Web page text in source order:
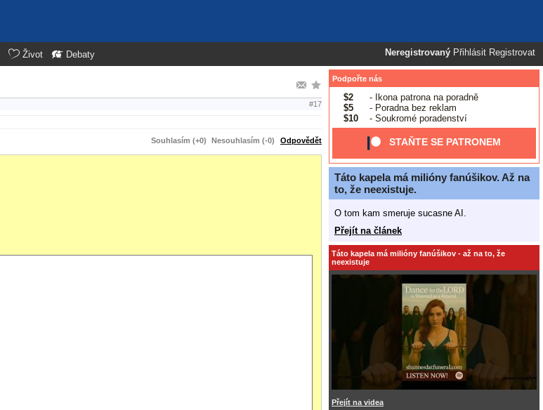
Neregistrovaný Přihlásit Registrovat
Život Debaty
#17
Souhlasím (+0) Nesouhlasím (-0) Odpovědět
Podpořte nás
$2
- Ikona patrona na poradně
$5
- Poradna bez reklam
$10
- Soukromé poradenství
STAŇTE SE PATRONEM
Táto kapela má milióny fanúšikov. Až na
to, že neexistuje.
O tom kam smeruje sucasne AI.
Přejít na článek
Táto kapela má milióny fanúšikov - až na to, že
neexistuje
Přejít na videa